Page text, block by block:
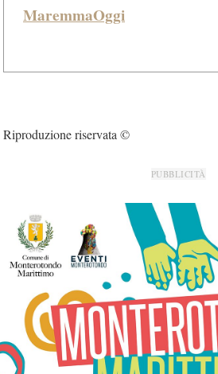
MaremmaOggi
Riproduzione riservata ©
PUBBLICITÀ